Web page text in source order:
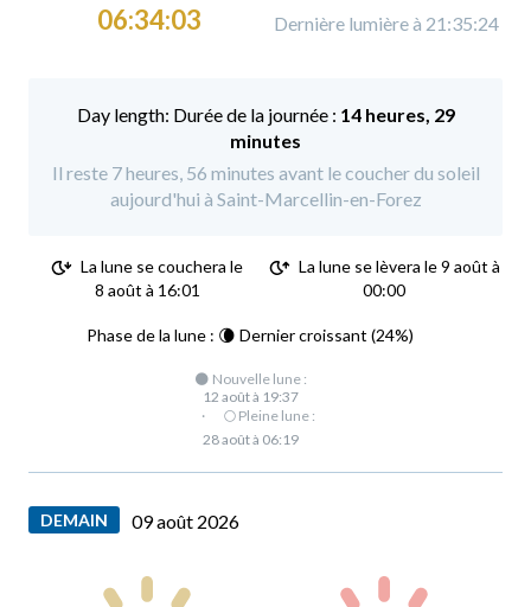
06:34:03 Dernière lumière à 21:35:24
Durée de la journée : 14 heures, 29
minutes
Il reste 7 heures, 56 minutes avant le coucher du soleil
aujourd'hui à Saint-Marcellin-en-Forez
La lune se couchera le
8 août à 16:01
La lune se lèvera le 9 août à
00:00
Phase de la lune : 🌘 Dernier croissant (24%)
🌑 Nouvelle lune :
12 août à 19:37
·
🌕 Pleine lune :
28 août à 06:19
DEMAIN 09 août 2026